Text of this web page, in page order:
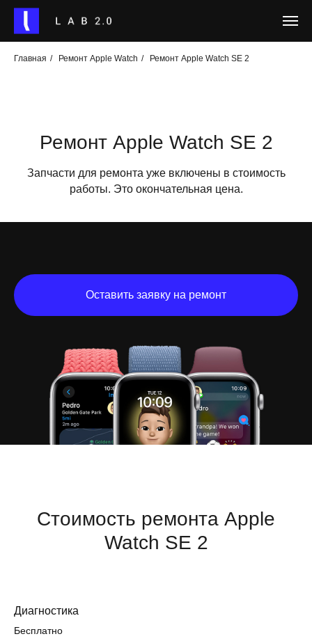
Главная / Ремонт Apple Watch / Ремонт Apple Watch SE 2
Ремонт Apple Watch SE 2
Запчасти для ремонта уже включены в стоимость
работы. Это окончательная цена.
Оставить заявку на ремонт
Стоимость ремонта Apple
Watch SE 2
Диагностика
Бесплатно